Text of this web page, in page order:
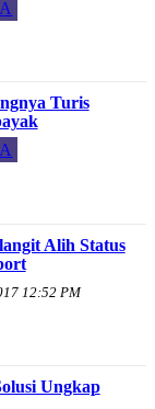
Turis
Alih Status
12:52 PM
Ungkap